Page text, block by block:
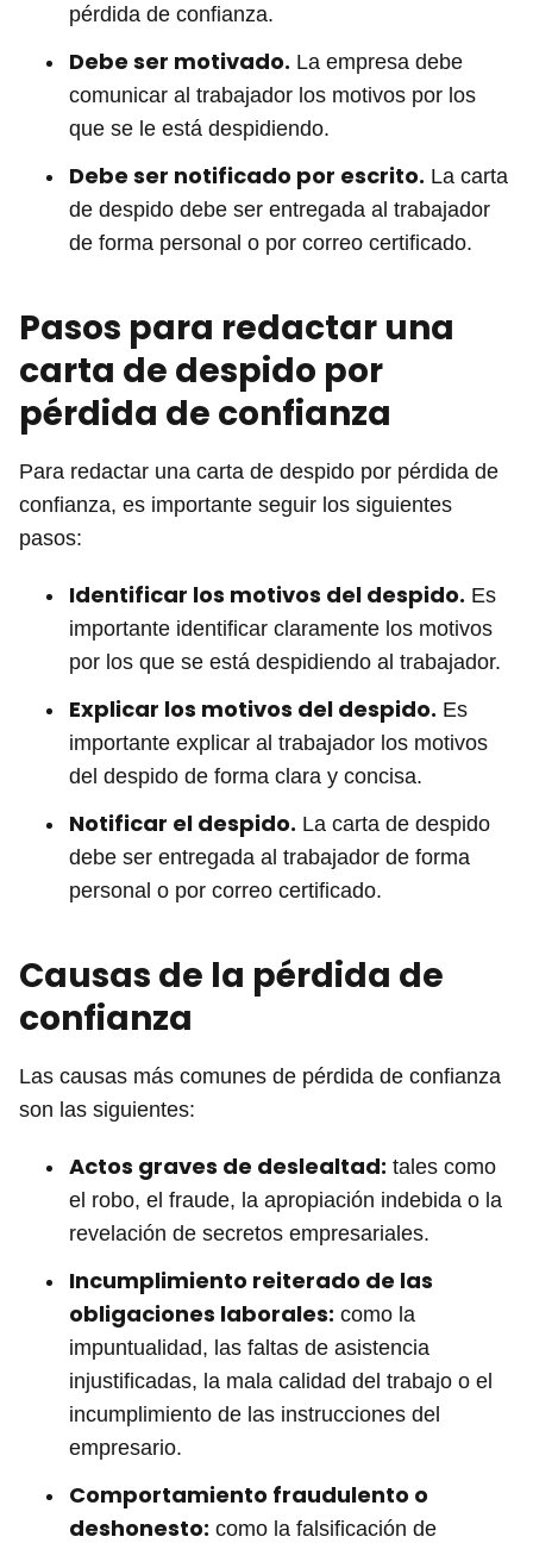
pérdida de confianza.
Debe ser motivado. La empresa debe
comunicar al trabajador los motivos por los
que se le está despidiendo.
Debe ser notificado por escrito. La carta
de despido debe ser entregada al trabajador
de forma personal o por correo certificado.
Pasos para redactar una
carta de despido por
pérdida de confianza
Para redactar una carta de despido por pérdida de
confianza, es importante seguir los siguientes
pasos:
Identificar los motivos del despido. Es
importante identificar claramente los motivos
por los que se está despidiendo al trabajador.
Explicar los motivos del despido. Es
importante explicar al trabajador los motivos
del despido de forma clara y concisa.
Notificar el despido. La carta de despido
debe ser entregada al trabajador de forma
personal o por correo certificado.
Causas de la pérdida de
confianza
Las causas más comunes de pérdida de confianza
son las siguientes:
Actos graves de deslealtad: tales como
el robo, el fraude, la apropiación indebida o la
revelación de secretos empresariales.
Incumplimiento reiterado de las
obligaciones laborales: como la
impuntualidad, las faltas de asistencia
injustificadas, la mala calidad del trabajo o el
incumplimiento de las instrucciones del
empresario.
Comportamiento fraudulento o
deshonesto: como la falsificación de